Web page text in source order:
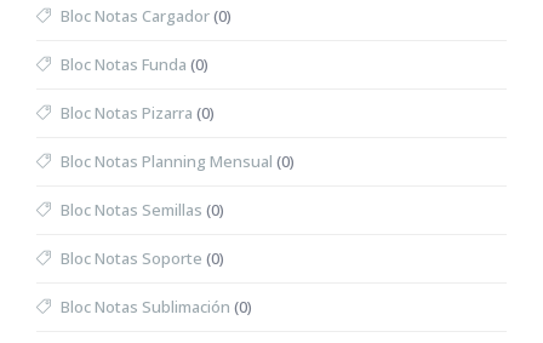
Bloc Notas Cargador(0)
Bloc Notas Funda (0)
Bloc Notas Pizarra (0)
Bloc Notas Planning Mensual (0)
Bloc Notas Semillas (0)
Bloc Notas Soporte (0)
Bloc Notas Sublimación (0)